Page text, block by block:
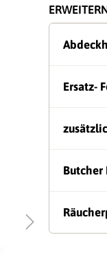
Ersatz-
Butcher